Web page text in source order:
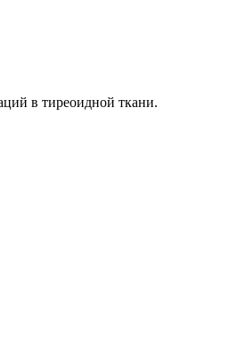
в тиреоидной ткани.